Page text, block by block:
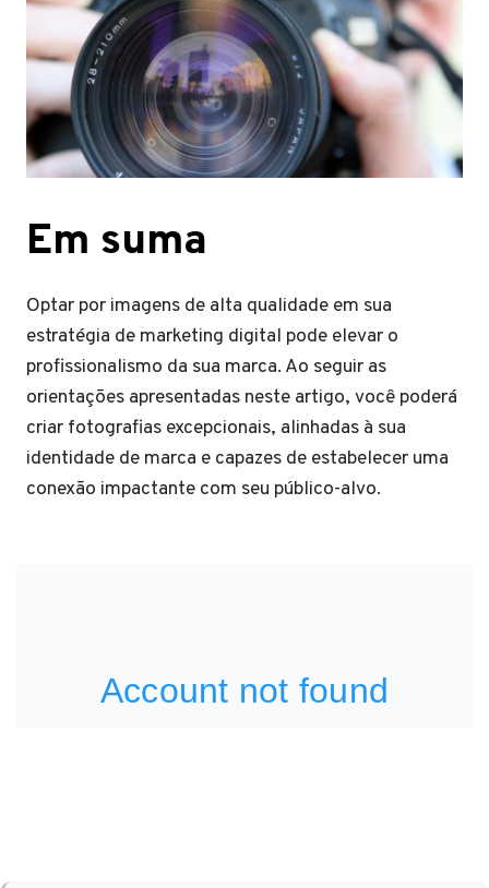
Em suma
Optar por imagens de alta qualidade em sua
estratégia de marketing digital pode elevar o
profissionalismo da sua marca. Ao seguir as
orientações apresentadas neste artigo, você poderá
criar fotografias excepcionais, alinhadas à sua
identidade de marca e capazes de estabelecer uma
conexão impactante com seu público-alvo.